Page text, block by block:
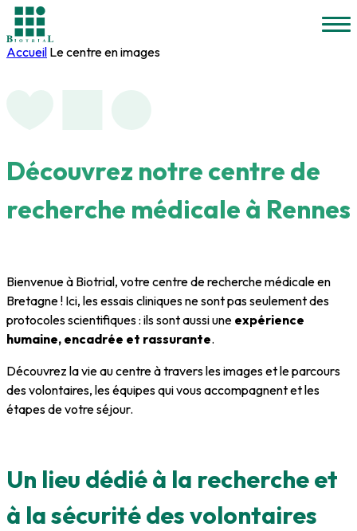
Accueil Le centre en images
Découvrez notre centre de
recherche médicale à Rennes
Bienvenue à Biotrial, votre centre de recherche médicale en
Bretagne ! Ici, les essais cliniques ne sont pas seulement des
protocoles scientifiques : ils sont aussi une expérience
humaine, encadrée et rassurante.
Découvrez la vie au centre à travers les images et le parcours
des volontaires, les équipes qui vous accompagnent et les
étapes de votre séjour.
Un lieu dédié à la recherche et
à la sécurité des volontaires